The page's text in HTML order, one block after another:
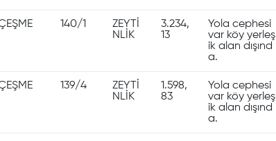
140/1
ZEYTİ
NLİK
3.234,
13
Yola cephesi
var köy yerleş
ik alan dışınd
a.
139/4
ZEYTİ
NLİK
1.598,
83
Yola cephesi
var köy yerleş
ik alan dışınd
a.